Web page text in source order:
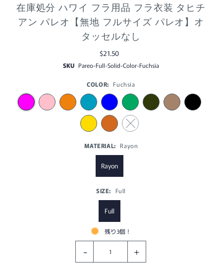
在庫処分 ハワイ フラ用品 フラ衣装 タヒチ
アン パレオ【無地 フルサイズ パレオ】オ
タッセルなし
$21.50
SKU Pareo-Full-Solid-Color-Fuchsia
COLOR: Fuchsia
MATERIAL: Rayon
Rayon
SIZE: Full
Full
残り3個！
- +